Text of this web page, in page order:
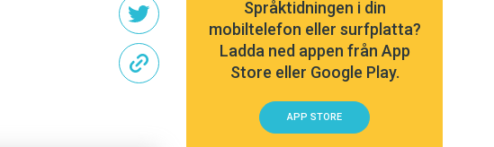
Språktidningen i din
mobiltelefon eller surfplatta?
Ladda ned appen från App
Store eller Google Play.
APP STORE